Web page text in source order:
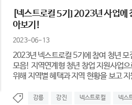
[넥스트로컬 5기] 2023년 사업에
아보기!
2023-06-13
2023년 넥스트로컬 5기에 참여 청년
모음! 지역연계형 청년 창업 지원사업으
위해 지역별 혜택과 지역 현황을 보고
강릉 강진 넥스트로컬 넥스